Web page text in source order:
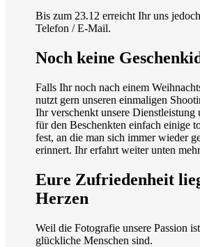
Bis zum 23.12 erreicht Ihr uns
Telefon / E-Mail.
Noch keine
Falls Ihr noch nach einem
nutzt gern unseren einmaligen
Ihr verschenkt unsere Dienstleistung
für den Beschenkten einfach einige
fest, an die man sich immer wieder
erinnert. Ihr erfahrt weiter unten
Eure Zufriedenheit
Herzen
Weil die Fotografie unsere Passion
glückliche Menschen sind.